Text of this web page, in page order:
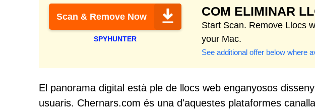
Scan & Remove Now
SPYHUNTER
COM ELIMINAR
Start Scan. Remove Llocs
your Mac.
See additional offer below where
El panorama digital està ple de llocs web enganyosos
usuaris. Chernars.com és una d'aquestes plataformes